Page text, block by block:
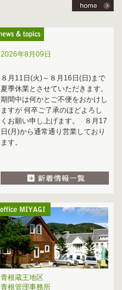
2026年8月09日
８月11日(火)～８月16日(日)まで
夏季休業とさせていただきます。
期間中は何かとご不便をおかけし
ますが 何卒ご了承のほどよろし
くお願い申し上げます。 ８月17
日(月)から通常通り営業しており
ます。
青根蔵王地区
青根管理事務所